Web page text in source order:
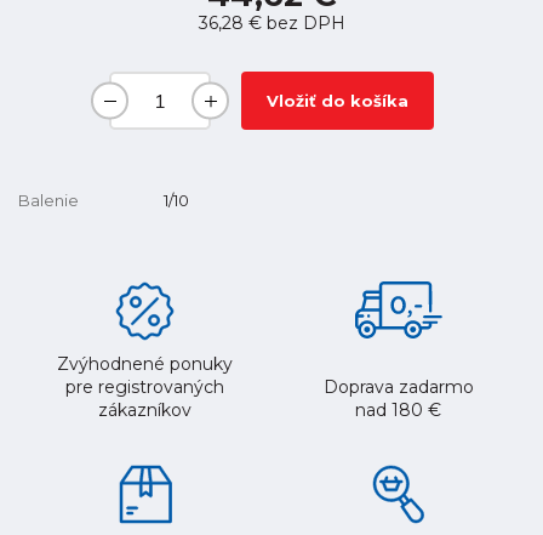
36,28 €bez DPH
Vložiť do košíka
Balenie 1/10
Zvýhodnené ponuky
pre registrovaných
zákazníkov
Doprava zadarmo
nad 180 €